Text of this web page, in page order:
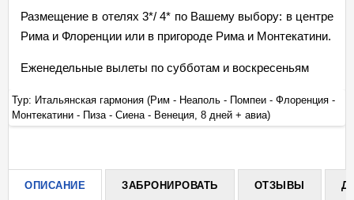
Размещение в отелях 3*/ 4* по Вашему выбору: в центре
Рима и Флоренции или в пригороде Рима и Монтекатини.
Еженедельные вылеты по субботам и воскресеньям
+
Тур: Итальянская гармония (Рим - Неаполь - Помпеи - Флоренция -
Монтекатини - Пиза - Сиена - Венеция, 8 дней + авиа)
ОПИСАНИЕ ЗАБРОНИРОВАТЬ ОТЗЫВЫ